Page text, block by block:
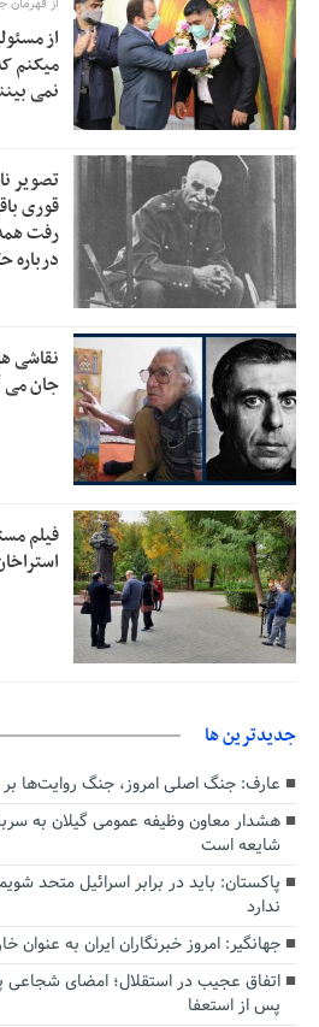
9:34 خبرنگارانی که جنگ را برای تاریخ
9:32
پشتیبانی از زنجیره ارزش بادام
حمایتی گیلان است
12:46 بخش دوم گفت‌وگوی پزشکیان با
12:33 جزئیات فعال‌سازی «کیف پول
حمایت از مرزنشینان نباید به زیان
کولبری وارد شود
11:05 شایعه «معافیت سربازان فراری»
11:04 امیر اکرمی‌نیا: ارتش کاملاً آماده است
از
میکنم
نمی
تصویر
قوری
نقاشی
جان می
فیلم
جديدترين ها
عارف: جنگ اصلی امروز، جنگ روایت‌ها
هشدار معاون وظیفه عمومی گیلان به
شایعه است
پاکستان: باید در برابر اسرائیل متحد
ندارد
جهانگیر: امروز خبرنگاران ایران به
پس از استعفا